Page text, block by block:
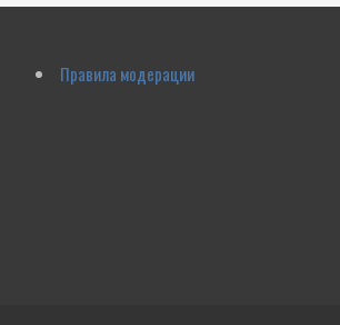
Правила модерации